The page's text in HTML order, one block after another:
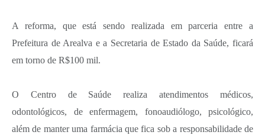
A reforma, que está sendo realizada em parceria entre a
Prefeitura de Arealva e a Secretaria de Estado da Saúde, ficará
em torno de R$100 mil.
O Centro de Saúde realiza atendimentos médicos,
odontológicos, de enfermagem, fonoaudiólogo, psicológico,
além de manter uma farmácia que fica sob a responsabilidade de